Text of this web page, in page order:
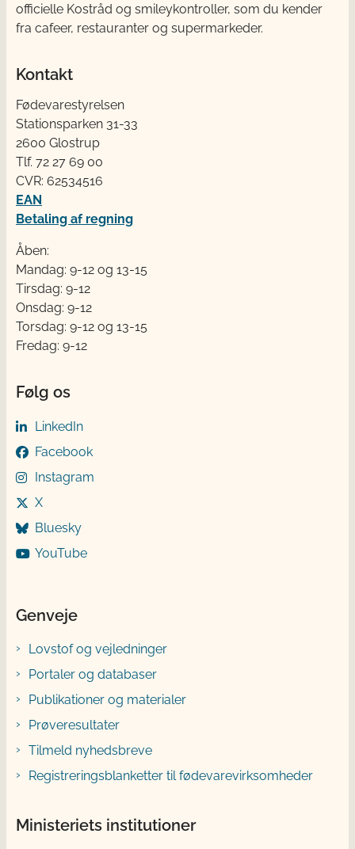
officielle Kostråd og smileykontroller, som du kender
fra cafeer, restauranter og supermarkeder.
Kontakt
Fødevarestyrelsen
Stationsparken 31-33
2600 Glostrup
Tlf. 72 2​​​7 69 00
CVR: 62534516
EAN
Betaling af regning
Åben:
Mandag: 9-12 og 13-15
Tirsdag: 9-12
Onsdag: 9-12
Torsdag: 9-12 og 13-15
Fredag: 9-12
Følg os
LinkedIn
Facebook
Instagram
X
Bluesky
YouTube
Genveje
Lovstof og vejledninger
Portaler og databaser
Publikationer og materialer
Prøveresultater
Tilmeld nyhedsbreve
Registreringsblanketter til fødevarevirksomheder
Ministeriets institutioner